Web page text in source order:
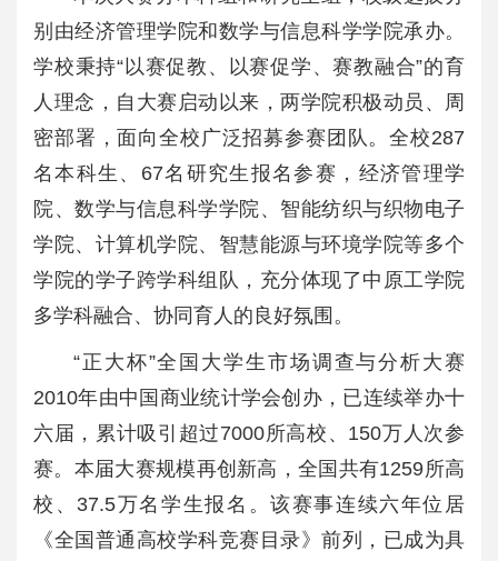
别由经济管理学院和数学与信息科学学院承办。
学校秉持“以赛促教、以赛促学、赛教融合”的育
人理念，自大赛启动以来，两学院积极动员、周
密部署，面向全校广泛招募参赛团队。全校287
名本科生、67名研究生报名参赛，经济管理学
院、数学与信息科学学院、智能纺织与织物电子
学院、计算机学院、智慧能源与环境学院等多个
学院的学子跨学科组队，充分体现了中原工学院
多学科融合、协同育人的良好氛围。
“正大杯”全国大学生市场调查与分析大赛
2010年由中国商业统计学会创办，已连续举办十
六届，累计吸引超过7000所高校、150万人次参
赛。本届大赛规模再创新高，全国共有1259所高
校、37.5万名学生报名。该赛事连续六年位居
《全国普通高校学科竞赛目录》前列，已成为具